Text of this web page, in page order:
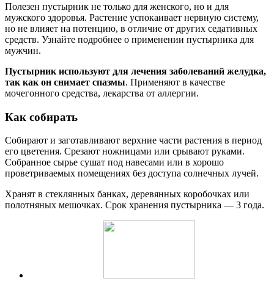
Полезен пустырник не только для женского, но и для
мужского здоровья. Растение успокаивает нервную систему,
но не влияет на потенцию, в отличие от других седативных
средств. Узнайте подробнее о применении пустырника для
мужчин.
Пустырник используют для лечения заболеваний желудка,
так как он снимает спазмы. Применяют в качестве
мочегонного средства, лекарства от аллергии.
Как собирать
Собирают и заготавливают верхние части растения в период
его цветения. Срезают ножницами или срывают руками.
Собранное сырье сушат под навесами или в хорошо
проветриваемых помещениях без доступа солнечных лучей.
Хранят в стеклянных банках, деревянных коробочках или
полотняных мешочках. Срок хранения пустырника — 3 года.